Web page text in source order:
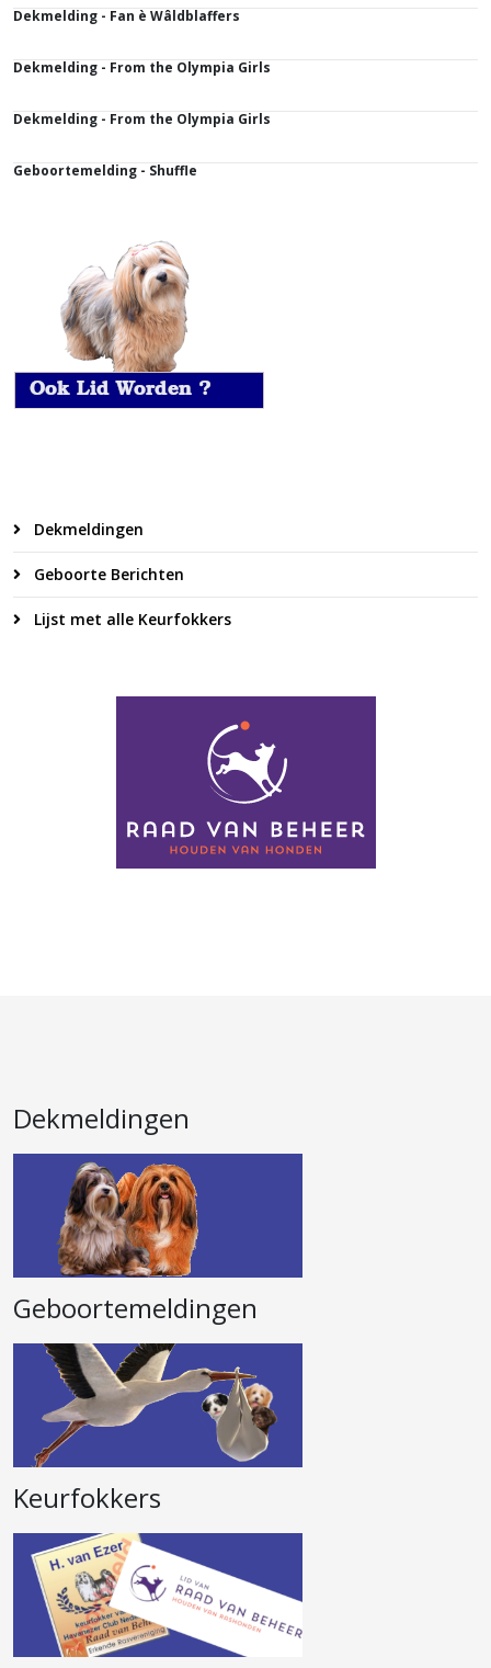
Dekmelding - Fan è Wâldblaffers
Dekmelding - From the Olympia Girls
Dekmelding - From the Olympia Girls
Geboortemelding - Shuffle
Dekmeldingen
Geboorte Berichten
Lijst met alle Keurfokkers
Dekmeldingen
Geboortemeldingen
Keurfokkers